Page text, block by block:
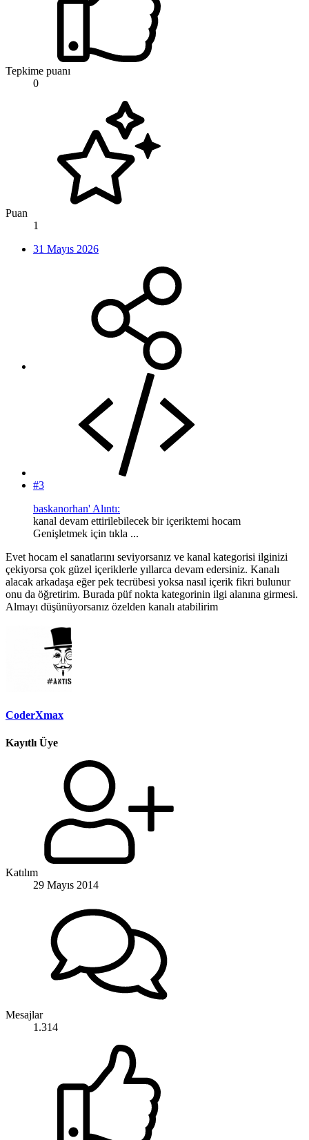
Tepkime puanı
0
Puan
1
31 Mayıs 2026
#3
baskanorhan' Alıntı:
kanal devam ettirilebilecek bir içeriktemi hocam
Genişletmek için tıkla ...
Evet hocam el sanatlarını seviyorsanız ve kanal kategorisi ilginizi
çekiyorsa çok güzel içeriklerle yıllarca devam edersiniz. Kanalı
alacak arkadaşa eğer pek tecrübesi yoksa nasıl içerik fikri bulunur
onu da öğretirim. Burada püf nokta kategorinin ilgi alanına girmesi.
Almayı düşünüyorsanız özelden kanalı atabilirim
CoderXmax
Kayıtlı Üye
Katılım
29 Mayıs 2014
Mesajlar
1.314